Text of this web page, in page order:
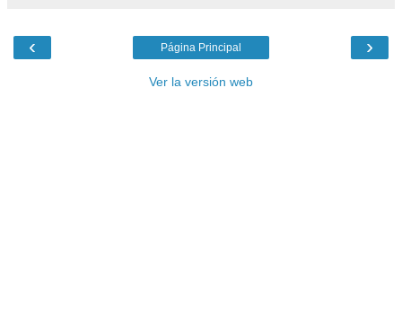
‹ ›
Página Principal
Ver la versión web